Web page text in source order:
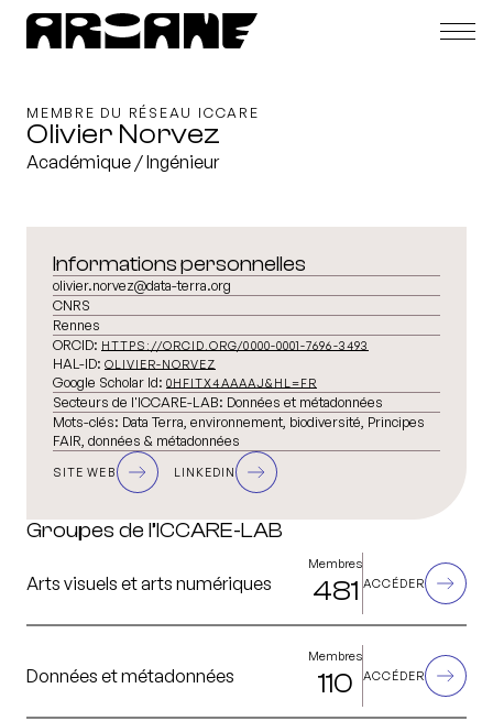
MEMBRE DU RÉSEAU ICCARE
Olivier Norvez
Académique / Ingénieur
Informations personnelles
olivier.norvez@data-terra.org
CNRS
Rennes
ORCID: HTTPS://ORCID.ORG/0000-0001-7696-3493
HAL-ID: OLIVIER-NORVEZ
Google Scholar Id: 0HFITX4AAAAJ&HL=FR
Secteurs de l'ICCARE-LAB: Données et métadonnées
Mots-clés: Data Terra, environnement, biodiversité, Principes
FAIR, données & métadonnées
SITE WEB LINKEDIN
Groupes de l’ICCARE-LAB
Arts visuels et arts numériques
Membres
481 ACCÉDER
Données et métadonnées
Membres
110 ACCÉDER